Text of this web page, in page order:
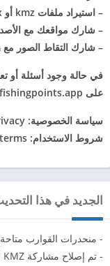
– استيراد ملفات kmz أو gpx من أجهزة GPS أو تطبيقات أخرى
– شارك مواقعك مع
– شارك التقاط الصور مع
في حالة وجود أسئلة أو
على
سياسة الخصوصية: https://fishingpoints.app/privacy
شروط الاستخدام: https://fishingpoints.app/terms
الجديد في هذا
- منحدرات القوارب متاحة
- تم إصلاح مشاركة KMZ أو GPX على الأجهزة الأحدث